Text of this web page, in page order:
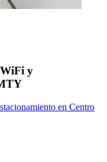
y
en Centro